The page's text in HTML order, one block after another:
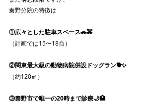
秦野分院の特徴は
①広々とした駐車スペース🚗🚕
（計画では15〜18台）
②関東最大級の動物病院併設ドッグラン🐕✨
（約120㎡）
③秦野市で唯一の20時まで診療🌙🏥